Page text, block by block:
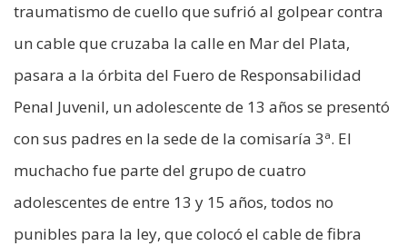
traumatismo de cuello que sufrió al golpear contra
un cable que cruzaba la calle en Mar del Plata,
pasara a la órbita del Fuero de Responsabilidad
Penal Juvenil, un adolescente de 13 años se presentó
con sus padres en la sede de la comisaría 3ª. El
muchacho fue parte del grupo de cuatro
adolescentes de entre 13 y 15 años, todos no
punibles para la ley, que colocó el cable de fibra